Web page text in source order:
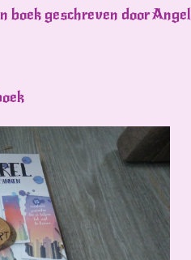
boek geschreven door